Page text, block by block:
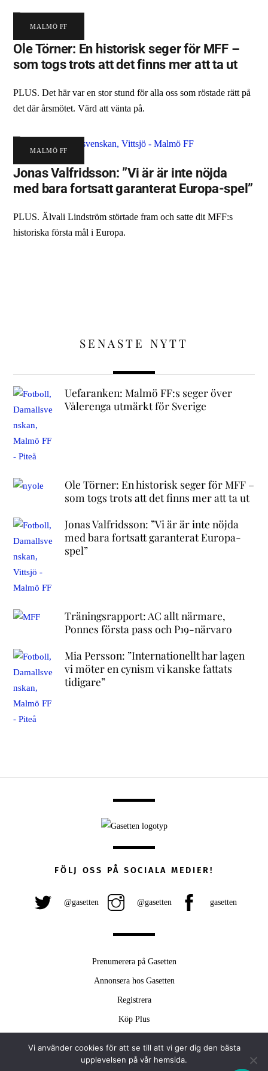
MALMÖ FF
Ole Törner: En historisk seger för MFF –
som togs trots att det finns mer att ta ut
PLUS. Det här var en stor stund för alla oss som röstade rätt på
det där årsmötet. Värd att vänta på.
MALMÖ FF
Jonas Valfridsson: ”Vi är är inte nöjda
med bara fortsatt garanterat Europa-spel”
PLUS. Älvali Lindström störtade fram och satte dit MFF:s
historiska första mål i Europa.
SENASTE NYTT
Uefaranken: Malmö FF:s seger över
Vålerenga utmärkt för Sverige
Ole Törner: En historisk seger för MFF –
som togs trots att det finns mer att ta ut
Jonas Valfridsson: ”Vi är är inte nöjda
med bara fortsatt garanterat Europa-
spel”
Träningsrapport: AC allt närmare,
Ponnes första pass och P19-närvaro
Mia Persson: ”Internationellt har lagen
vi möter en cynism vi kanske fattats
tidigare”
To
FÖLJ OSS PÅ SOCIALA MEDIER!
@gasetten @gasetten gasetten
Prenumerera på Gasetten
Annonsera hos Gasetten
Registrera
Köp Plus
Vi använder cookies för att se till att vi ger dig den bästa
upplevelsen på vår hemsida.